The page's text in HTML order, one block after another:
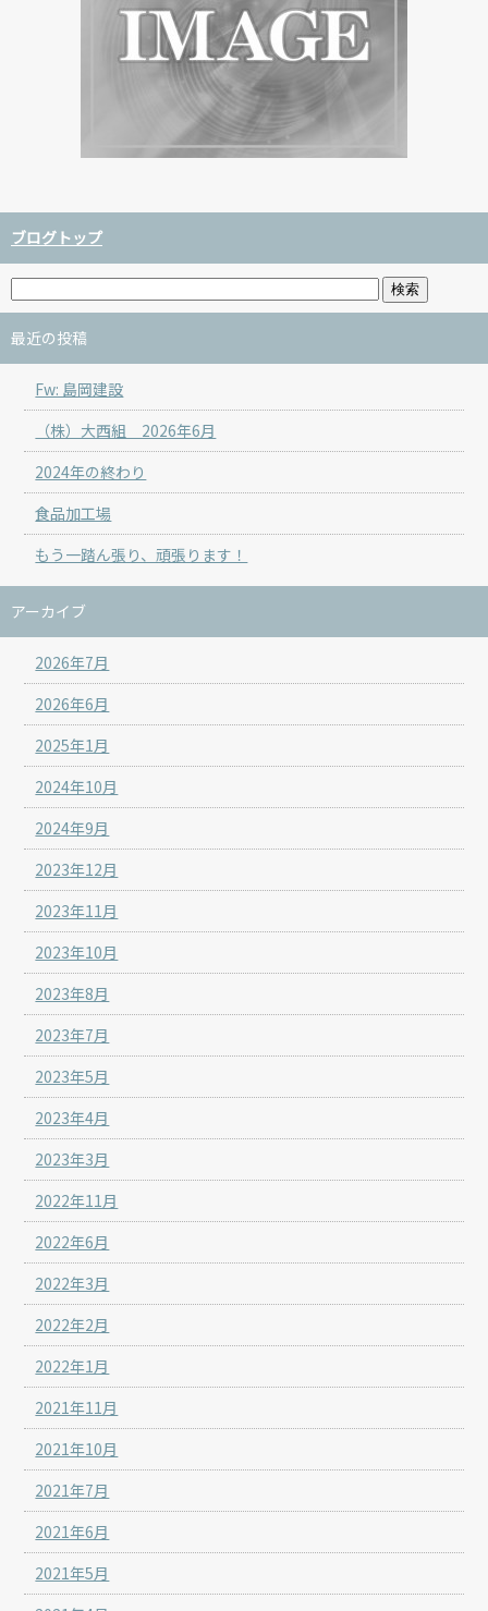
ブログトップ
最近の投稿
Fw: 島岡建設
（株）大西組 2026年6月
2024年の終わり
食品加工場
もう一踏ん張り、頑張ります！
アーカイブ
2026年7月
2026年6月
2025年1月
2024年10月
2024年9月
2023年12月
2023年11月
2023年10月
2023年8月
2023年7月
2023年5月
2023年4月
2023年3月
2022年11月
2022年6月
2022年3月
2022年2月
2022年1月
2021年11月
2021年10月
2021年7月
2021年6月
2021年5月